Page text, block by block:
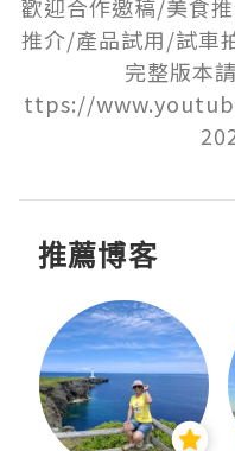
歡迎合作邀稿/美食
推介/產品試用/試車
完整版本
ttps://
推薦博客